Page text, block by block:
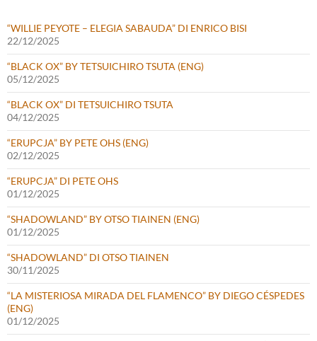
“WILLIE PEYOTE – ELEGIA SABAUDA” DI ENRICO BISI
22/12/2025
“BLACK OX” BY TETSUICHIRO TSUTA (ENG)
05/12/2025
“BLACK OX” DI TETSUICHIRO TSUTA
04/12/2025
“ERUPCJA” BY PETE OHS (ENG)
02/12/2025
“ERUPCJA” DI PETE OHS
01/12/2025
“SHADOWLAND” BY OTSO TIAINEN (ENG)
01/12/2025
“SHADOWLAND” DI OTSO TIAINEN
30/11/2025
“LA MISTERIOSA MIRADA DEL FLAMENCO” BY DIEGO CÉSPEDES
(ENG)
01/12/2025